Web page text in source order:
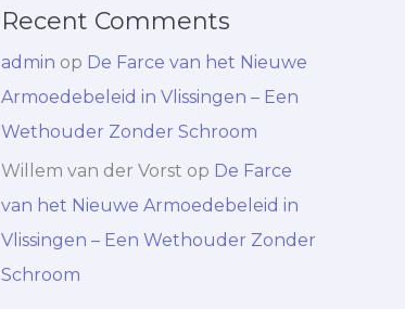
Recent Comments
admin op De Farce van het Nieuwe
Armoedebeleid in Vlissingen – Een
Wethouder Zonder Schroom
Willem van der Vorst op De Farce
van het Nieuwe Armoedebeleid in
Vlissingen – Een Wethouder Zonder
Schroom